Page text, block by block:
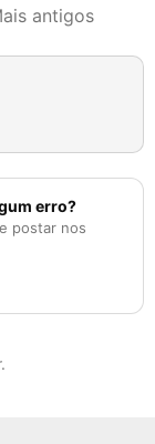
antigos
erro?
postar nos